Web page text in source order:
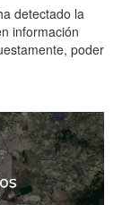
detectado la
información
poder